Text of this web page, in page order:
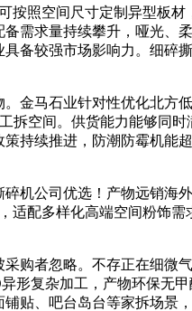
照空间尺寸定制异型板材
需求量持续攀升，哑光、
备较强市场影响力。细碎
马石业针对性优化北方
拆空间。供货能力能够同
持续推进，防潮防霉机能
公司优选！产物远销海
适配多样化高端空间粉饰
者忽略。不存正在细微
形复杂加工，产物环保无
贴、吧台岛台等家拆场景，